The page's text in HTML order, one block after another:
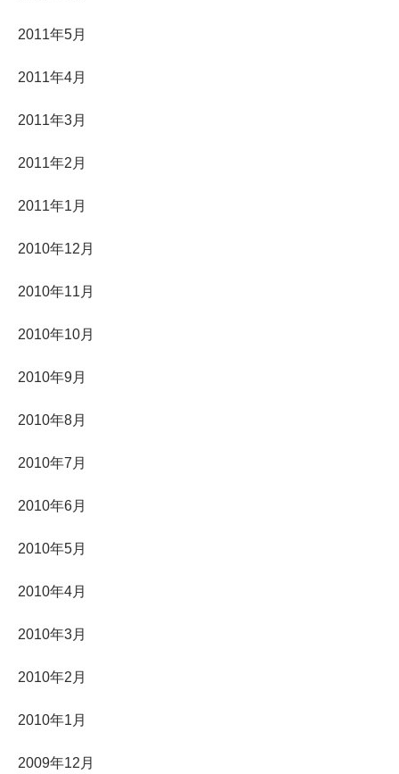
2011年5月
2011年4月
2011年3月
2011年2月
2011年1月
2010年12月
2010年11月
2010年10月
2010年9月
2010年8月
2010年7月
2010年6月
2010年5月
2010年4月
2010年3月
2010年2月
2010年1月
2009年12月